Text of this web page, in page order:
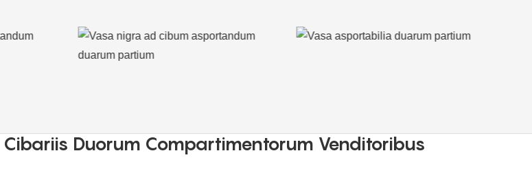
Duorum Compartimentorum Venditoribus